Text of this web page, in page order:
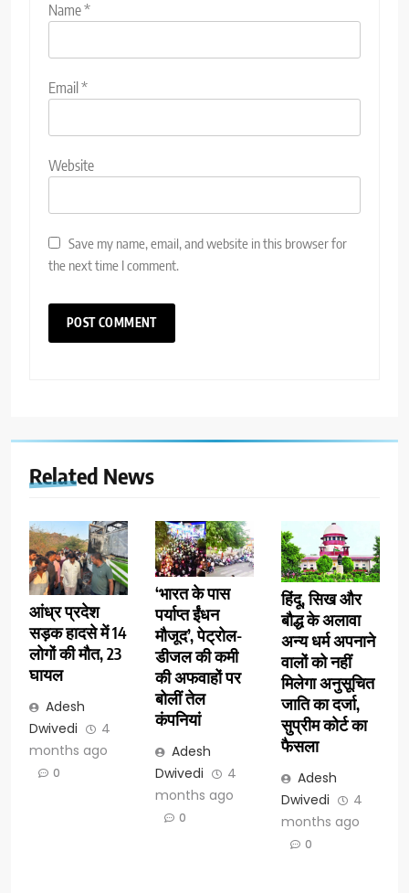
Name*
Email *
Website
Save my name, email, and website in this browser for
the next time I comment.
Related News
आंध्र प्रदेश
सड़क हादसे में 14
लोगों की मौत, 23
घायल
Adesh
Dwivedi
4
months ago
0
‘भारत के पास
पर्याप्त ईंधन
मौजूद’, पेट्रोल-
डीजल की कमी
की अफवाहों पर
बोलीं तेल
कंपनियां
Adesh
Dwivedi
4
months ago
0
हिंदू, सिख और
बौद्ध के अलावा
अन्य धर्म अपनाने
वालों को नहीं
मिलेगा अनुसूचित
जाति का दर्जा,
सुप्रीम कोर्ट का
फैसला
Adesh
Dwivedi
4
months ago
0